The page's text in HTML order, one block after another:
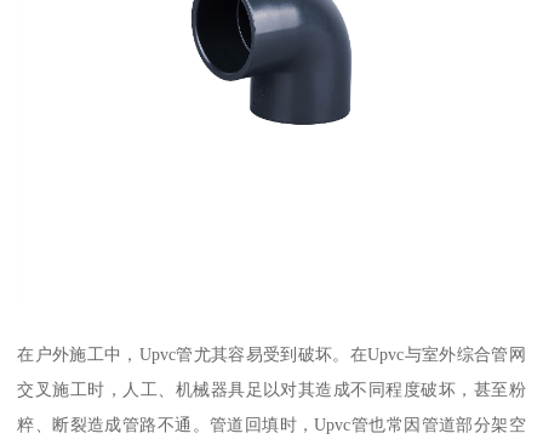
在户外施工中，Upvc管尤其容易受到破坏。在Upvc与室外综合管网
交叉施工时，人工、机械器具足以对其造成不同程度破坏，甚至粉
粹、断裂造成管路不通。管道回填时，Upvc管也常因管道部分架空